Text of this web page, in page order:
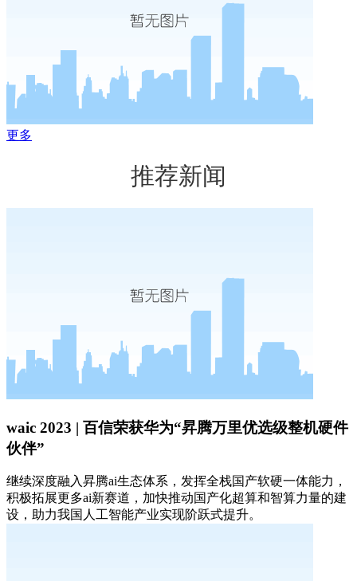
更多
推荐新闻
waic 2023 | 百信荣获华为“昇腾万里优选级整机硬件
伙伴”
继续深度融入昇腾ai生态体系，发挥全栈国产软硬一体能力，
积极拓展更多ai新赛道，加快推动国产化超算和智算力量的建
设，助力我国人工智能产业实现阶跃式提升。